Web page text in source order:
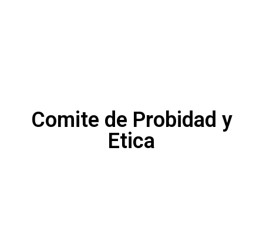
Comite de Probidad y
Etica